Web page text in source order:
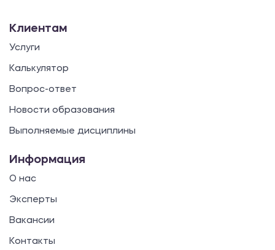
Клиентам
Услуги
Калькулятор
Вопрос-ответ
Новости образования
Выполняемые дисциплины
Информация
О нас
Эксперты
Вакансии
Контакты